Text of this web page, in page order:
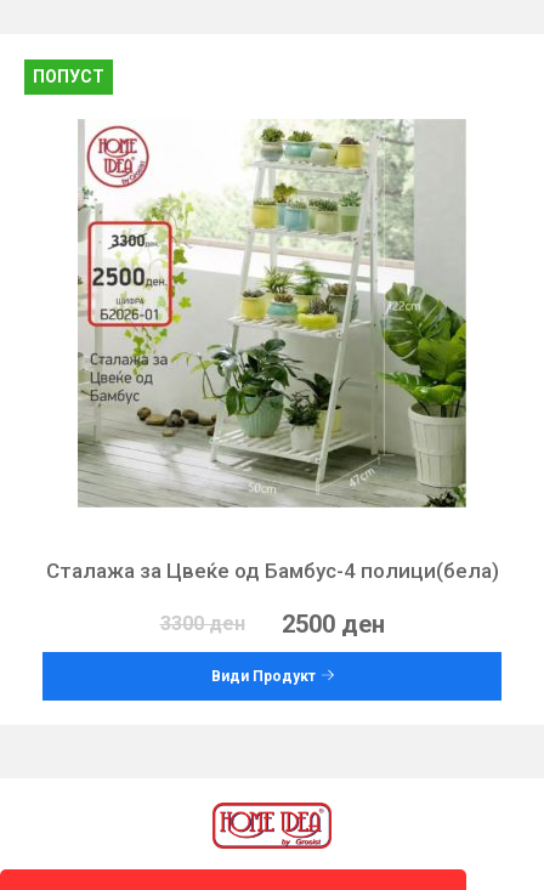
ПОПУСТ
Сталажа за Цвеќе од Бамбус-4 полици(бела)
3300 ден 2500 ден
Види Продукт